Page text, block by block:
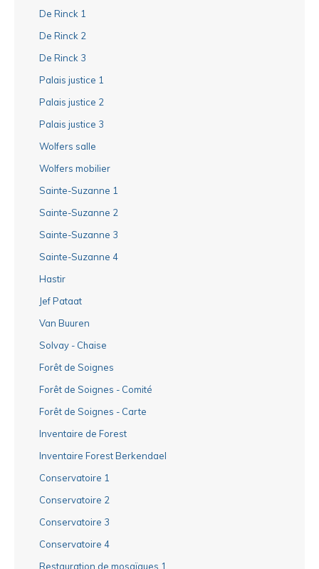
De Rinck 1
De Rinck 2
De Rinck 3
Palais justice 1
Palais justice 2
Palais justice 3
Wolfers salle
Wolfers mobilier
Sainte-Suzanne 1
Sainte-Suzanne 2
Sainte-Suzanne 3
Sainte-Suzanne 4
Hastir
Jef Pataat
Van Buuren
Solvay - Chaise
Forêt de Soignes
Forêt de Soignes - Comité
Forêt de Soignes - Carte
Inventaire de Forest
Inventaire Forest Berkendael
Conservatoire 1
Conservatoire 2
Conservatoire 3
Conservatoire 4
Restauration de mosaïques 1